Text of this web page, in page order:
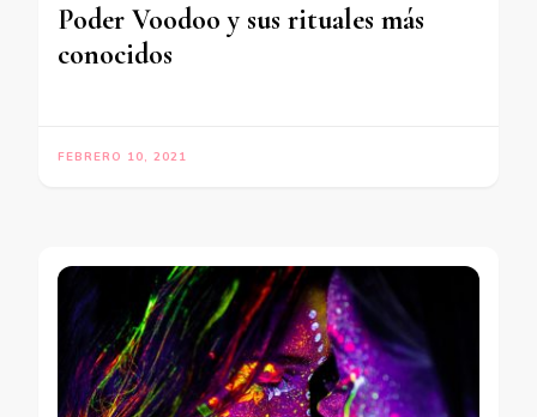
Poder Voodoo y sus rituales más
conocidos
FEBRERO 10, 2021